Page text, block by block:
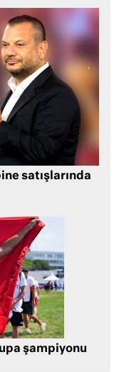
satışlarında
şampiyonu